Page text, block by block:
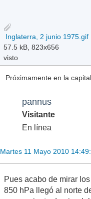
Inglaterra, 2 junio 1975.gif
57.5 kB, 823x656
visto
Próximamente en la
pannus
Visitante
En línea
Martes 11 Mayo 2010
Pues acabo de mirar
850 hPa llegó al norte